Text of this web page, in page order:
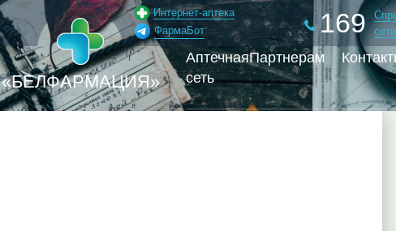
Интернет-аптека
ФармаБот
169
«БЕЛФАРМАЦИЯ»
Аптечная
сеть
Партнерам